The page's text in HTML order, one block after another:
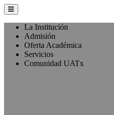
La Institución
Admisión
Oferta Académica
Servicios
Comunidad UATx